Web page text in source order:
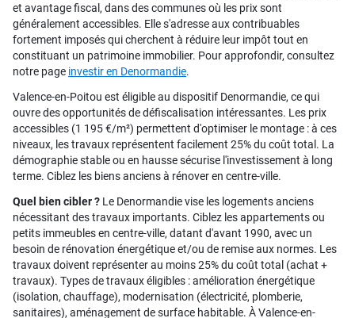
et avantage fiscal, dans des communes où les prix sont
généralement accessibles. Elle s'adresse aux contribuables
fortement imposés qui cherchent à réduire leur impôt tout en
constituant un patrimoine immobilier. Pour approfondir, consultez
notre page investir en Denormandie.
Valence-en-Poitou est éligible au dispositif Denormandie, ce qui
ouvre des opportunités de défiscalisation intéressantes. Les prix
accessibles (1 195 €/m²) permettent d'optimiser le montage : à ces
niveaux, les travaux représentent facilement 25% du coût total. La
démographie stable ou en hausse sécurise l'investissement à long
terme. Ciblez les biens anciens à rénover en centre-ville.
Quel bien cibler ? Le Denormandie vise les logements anciens
nécessitant des travaux importants. Ciblez les appartements ou
petits immeubles en centre-ville, datant d'avant 1990, avec un
besoin de rénovation énergétique et/ou de remise aux normes. Les
travaux doivent représenter au moins 25% du coût total (achat +
travaux). Types de travaux éligibles : amélioration énergétique
(isolation, chauffage), modernisation (électricité, plomberie,
sanitaires), aménagement de surface habitable. À Valence-en-